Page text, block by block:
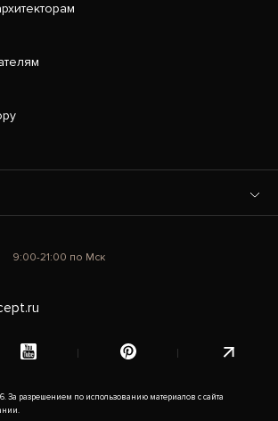
9:00-21:00 по Мск
За разрешением по использованию материалов с сайта